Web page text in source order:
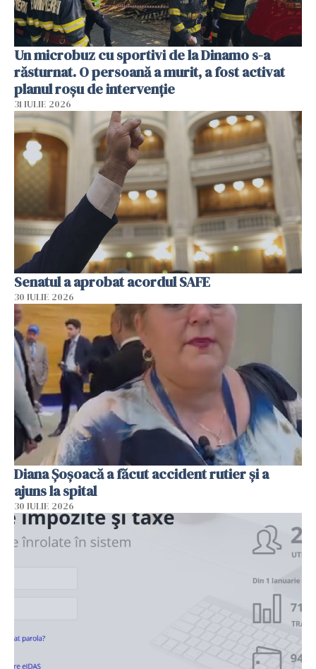
Un microbuz cu sportivi de la Dinamo s-a
răsturnat. O persoană a murit, a fost activat
planul roșu de intervenție
31 IULIE 2026
Senatul a aprobat acordul SAFE
30 IULIE 2026
Diana Șoșoacă a făcut accident rutier și a
ajuns la spital
30 IULIE 2026